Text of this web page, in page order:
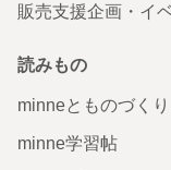
販売支援企画・イ
読みもの
minneとものづくり
minne学習帖